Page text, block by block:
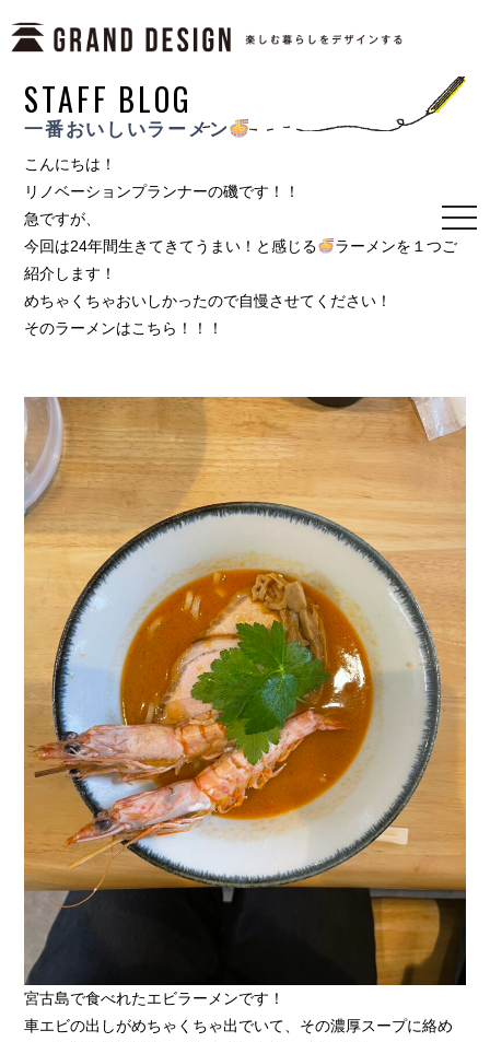
STAFF BLOG
一番おいしいラーメン
こんにちは！
リノベーションプランナーの磯です！！
急ですが、
今回は24年間生きてきてうまい！と感じる
ラーメンを１つご
紹介します！
めちゃくちゃおいしかったので自慢させてください！
そのラーメンはこちら！！！
宮古島で食べれたエビラーメンです！
車エビの出しがめちゃくちゃ出でいて、その濃厚スープに絡め